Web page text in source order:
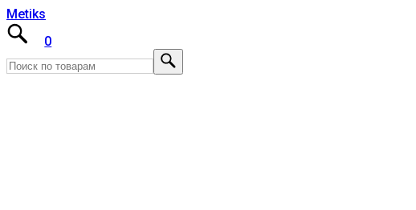
Metiks
0